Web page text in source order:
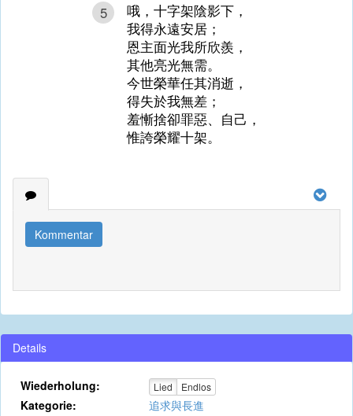
5
哦，十字架陰影下，
我得永遠安居；
恩主面光我所欣羨，
其他亮光無需。
今世榮華任其消逝，
得失於我無差；
羞慚捨卻罪惡、自己，
惟誇榮耀十架。
Kommentar
Details
Wiederholung: Lied Endlos
Kategorie:
追求與長進